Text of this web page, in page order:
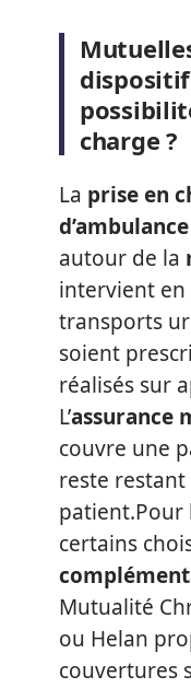
charge ?
La prise en
d’ambulance
autour de la
intervient
transports
soient
réalisés sur
L’assurance
couvre une
reste
patient.Pour
certains
Mutualité
ou Helan
couvertures